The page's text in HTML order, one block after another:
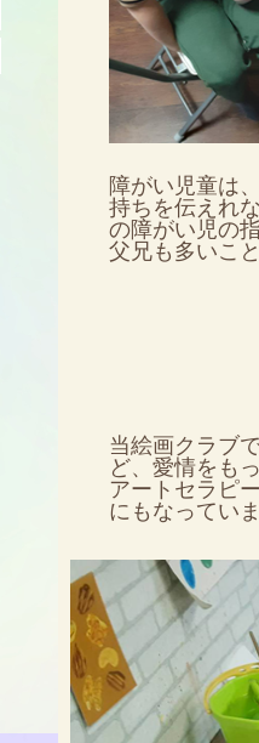
障がい児童は
持ちを伝えれ
の障がい児の
父兄も多いこ
当絵画クラブ
ど、愛情をも
アートセラピ
にもなっていま